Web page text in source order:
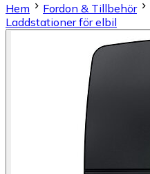
Hem
Fordon & Tillbehör
Laddstationer för elbil